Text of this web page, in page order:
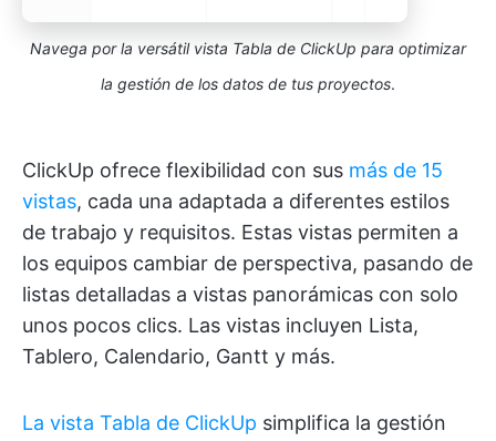
Navega por la versátil vista Tabla de ClickUp para optimizar
la gestión de los datos de tus proyectos.
ClickUp ofrece flexibilidad con sus más de 15
vistas, cada una adaptada a diferentes estilos
de trabajo y requisitos. Estas vistas permiten a
los equipos cambiar de perspectiva, pasando de
listas detalladas a vistas panorámicas con solo
unos pocos clics. Las vistas incluyen Lista,
Tablero, Calendario, Gantt y más.
La vista Tabla de ClickUp simplifica la gestión